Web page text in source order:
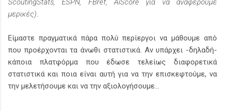
ScoutingStats, ESPN, FBref, AiScore για να αναφέρουμε
μερικές).
Είμαστε πραγματικά πάρα πολύ περίεργοι να μάθουμε από
που προέρχονται τα άνωθι στατιστικά. Αν υπάρχει -δηλαδή-
κάποια πλατφόρμα που έδωσε τελείως διαφορετικά
στατιστικά και ποια είναι αυτή για να την επισκεφτούμε, να
την μελετήσουμε και να την αξιολογήσουμε...